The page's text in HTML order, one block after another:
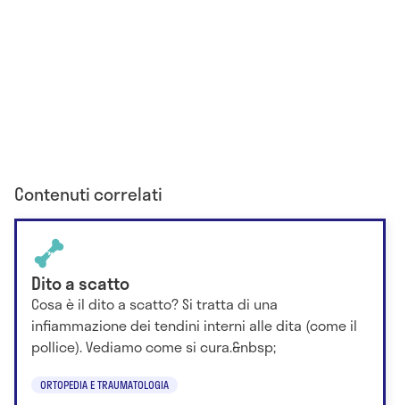
Contenuti correlati
Dito a scatto
Cosa è il dito a scatto? Si tratta di una
infiammazione dei tendini interni alle dita (come il
pollice). Vediamo come si cura.&nbsp;
ORTOPEDIA E TRAUMATOLOGIA